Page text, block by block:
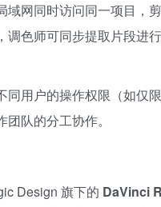
域网同时访问同一项目，
色师可同步提取片段进
同用户的操作权限（如仅
队的分工协作。
Design 旗下的 DaVinci